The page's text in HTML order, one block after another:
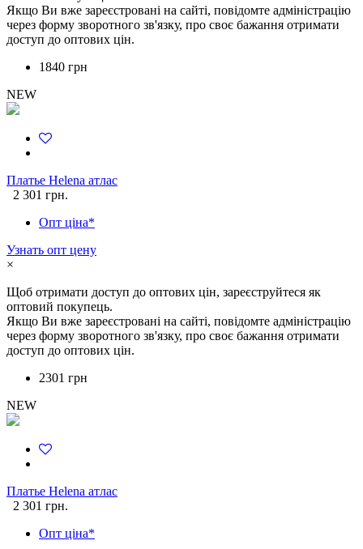
Якщо Ви вже зареєстровані на сайті, повідомте адміністрацію
через форму зворотного зв'язку, про своє бажання отримати
доступ до оптових цін.
1840 грн
NEW
Платье Helena атлас
2 301 грн.
Опт ціна*
Узнать опт цену
×
Щоб отримати доступ до оптових цін, зареєструйтеся як
оптовий покупець.
Якщо Ви вже зареєстровані на сайті, повідомте адміністрацію
через форму зворотного зв'язку, про своє бажання отримати
доступ до оптових цін.
2301 грн
NEW
Платье Helena атлас
2 301 грн.
Опт ціна*